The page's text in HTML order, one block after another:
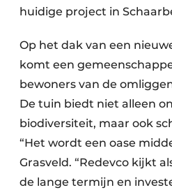
huidige project in
Op het dak van een
komt een
bewoners van de
De tuin biedt niet alleen
biodiversiteit, maar ook
“Het wordt een oase
Grasveld. “Redevco kijkt
de lange termijn en